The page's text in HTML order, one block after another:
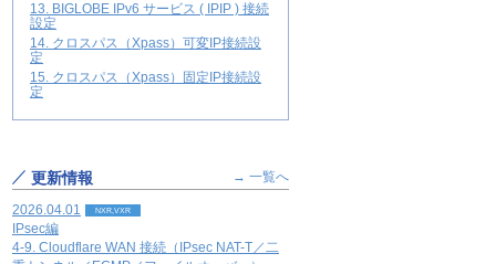
13. BIGLOBE IPv6 サービス ( IPIP ) 接続
設定
14. クロスパス（Xpass）可変IP接続設
定
15. クロスパス（Xpass）固定IP接続設
定
更新情報 → 一覧へ
2026.04.01 NXR,VXR
IPsec編
4-9. Cloudflare WAN 接続（IPsec NAT-T／二